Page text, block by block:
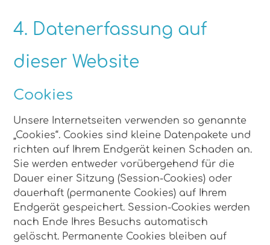
4. Datenerfassung auf
dieser Website
Cookies
Unsere Internetseiten verwenden so genannte
„Cookies“. Cookies sind kleine Datenpakete und
richten auf Ihrem Endgerät keinen Schaden an.
Sie werden entweder vorübergehend für die
Dauer einer Sitzung (Session-Cookies) oder
dauerhaft (permanente Cookies) auf Ihrem
Endgerät gespeichert. Session-Cookies werden
nach Ende Ihres Besuchs automatisch
gelöscht. Permanente Cookies bleiben auf